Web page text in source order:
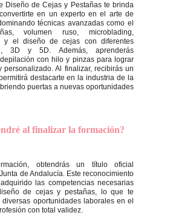
Diseño de Cejas y Pestañas te brinda
en un experto en el arte de
técnicas avanzadas como el
volumen ruso, microblading,
y el diseño de cejas con diferentes
3D y 5D. Además, aprenderás
con hilo y pinzas para lograr
personalizado. Al finalizar, recibirás un
destacarte en la industria de la
puertas a nuevas oportunidades
al finalizar la formación?
obtendrás un título oficial
de Andalucía. Este reconocimiento
las competencias necesarias
de cejas y pestañas, lo que te
oportunidades laborales en el
con total validez.